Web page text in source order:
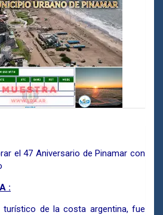
el 47 Aniversario de Pinamar con
:
turístico de la costa argentina, fue